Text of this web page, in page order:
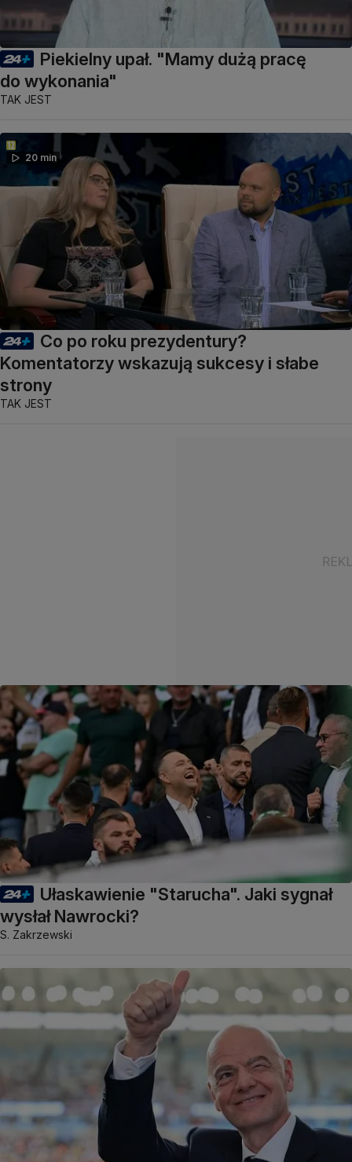
Piekielny upał. "Mamy dużą pracę
do wykonania"
TAK JEST
20 min
Co po roku prezydentury?
Komentatorzy wskazują sukcesy i słabe
strony
TAK JEST
Ułaskawienie "Starucha". Jaki sygnał
wysłał Nawrocki?
S. Zakrzewski